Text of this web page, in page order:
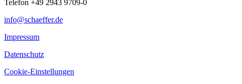
Telefon +49 2943 9709-0
info@schaeffer.de
Impressum
Datenschutz
Cookie-Einstellungen